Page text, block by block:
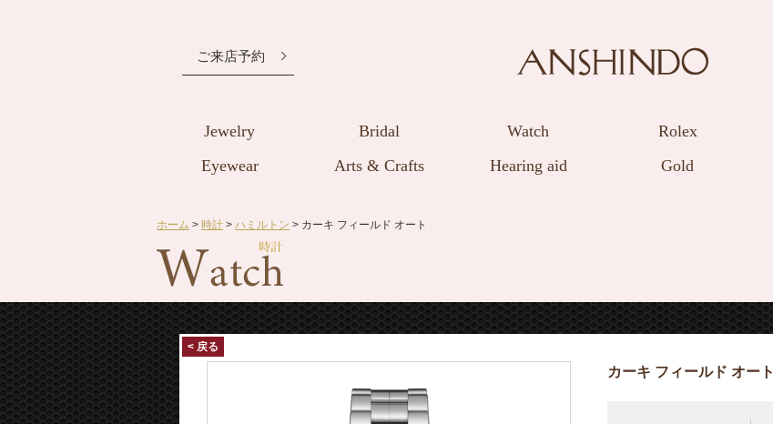
ご来店予約
Jewelry Bridal Watch Rolex
Eyewear
Arts & Crafts Hearing aid Gold
ホーム > 時計 > ハミルトン > カーキ フィールド オート
カーキ フィールド オート
< 戻る